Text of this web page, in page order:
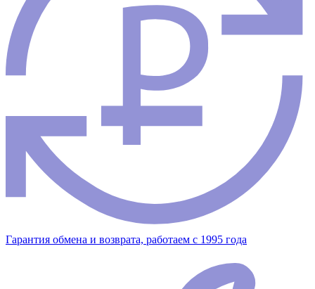
Гарантия обмена и возврата, работаем с 1995 года